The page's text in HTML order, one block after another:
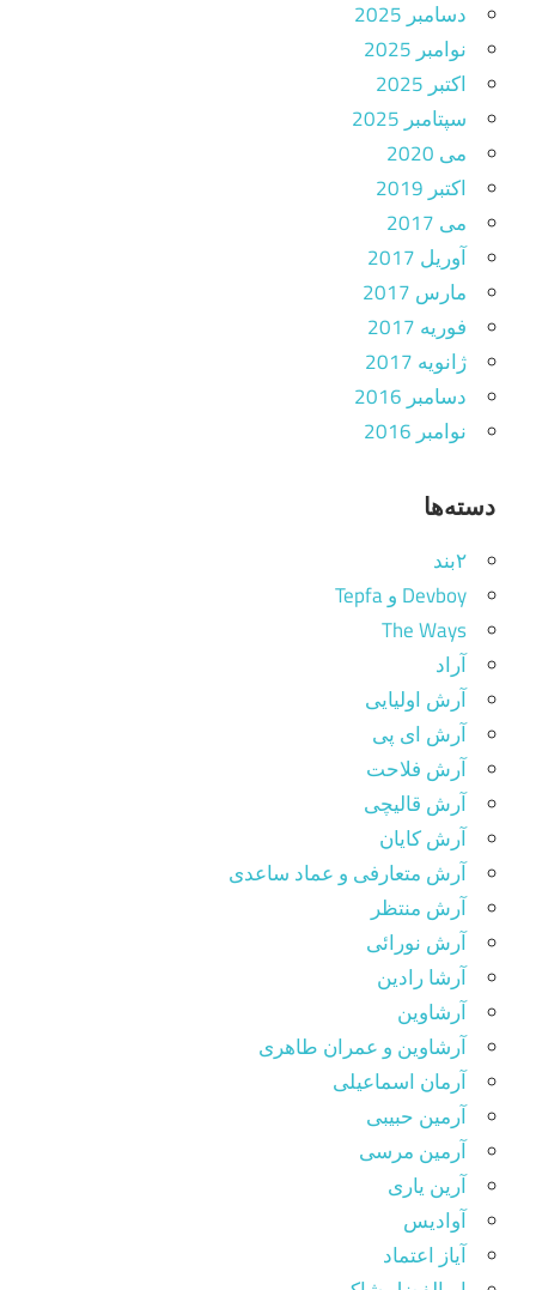
دسامبر 2025
نوامبر 2025
اکتبر 2025
سپتامبر 2025
می 2020
اکتبر 2019
می 2017
آوریل 2017
مارس 2017
فوریه 2017
ژانویه 2017
دسامبر 2016
نوامبر 2016
دسته‌ها
۲بند
Devboy و Tepfa
The Ways
آراد
آرش اولیایی
آرش ای پی
آرش فلاحت
آرش قالیچی
آرش کایان
آرش متعارفی و عماد ساعدی
آرش منتظر
آرش نورائی
آرشا رادین
آرشاوین
آرشاوین و عمران طاهری
آرمان اسماعیلی
آرمین حبیبی
آرمین مرسی
آرین یاری
آوادیس
آیاز اعتماد